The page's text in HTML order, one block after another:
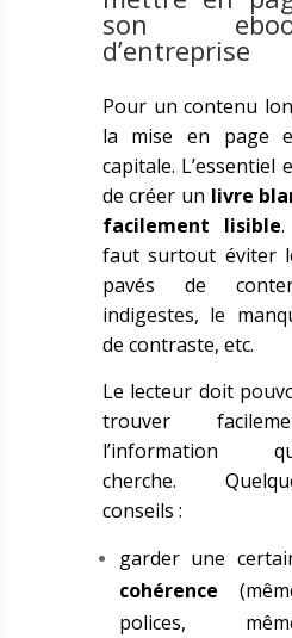
son
d’entreprise
Pour un contenu
la mise en page
capitale. L’essentiel
de créer un livre
facilement lisible
faut surtout éviter
pavés de
indigestes, le
de contraste, etc.
Le lecteur doit
trouver
l’information
cherche.
conseils :
garder une
cohérence
polices,